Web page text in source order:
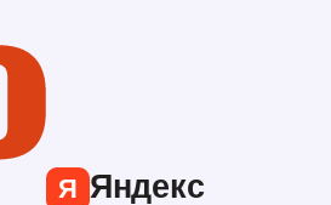
Я Яндекс